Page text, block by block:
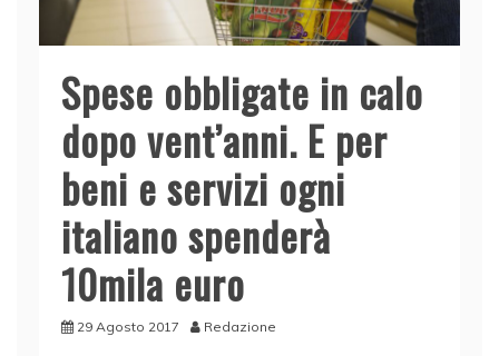
Spese obbligate in calo
dopo vent’anni. E per
beni e servizi ogni
italiano spenderà
10mila euro
29 Agosto 2017 Redazione